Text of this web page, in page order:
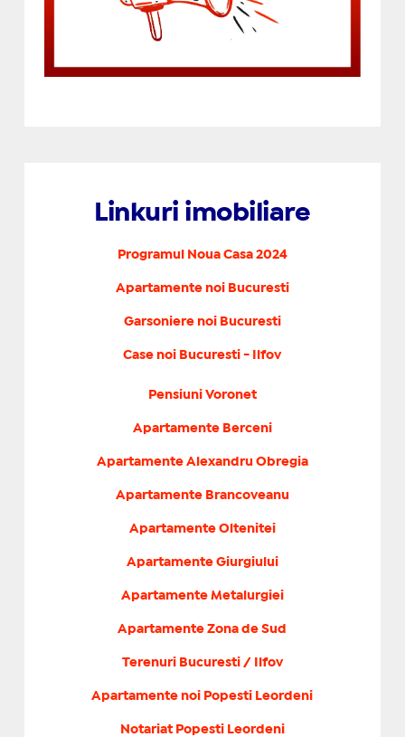
Linkuri imobiliare
Programul Noua Casa 2024
Apartamente noi Bucuresti
Garsoniere noi Bucuresti
Case noi Bucuresti - Ilfov
Pensiuni Voronet
Apartamente Berceni
Apartamente Alexandru Obregia
Apartamente Brancoveanu
Apartamente Oltenitei
Apartamente Giurgiului
Apartamente Metalurgiei
Apartamente Zona de Sud
Terenuri Bucuresti / Ilfov
Apartamente noi Popesti Leordeni
Notariat Popesti Leordeni